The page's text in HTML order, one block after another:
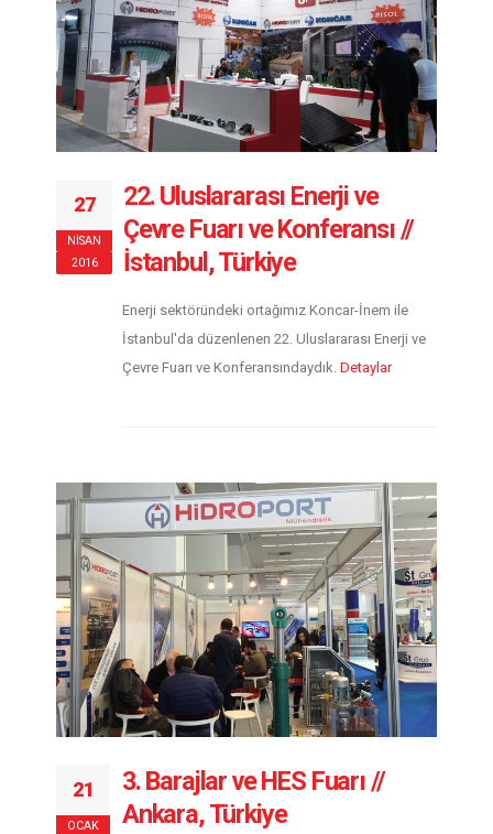
27
NISAN
2016
22. Uluslararası Enerji ve
Çevre Fuarı ve Konferansı //
İstanbul, Türkiye
Enerji sektöründeki ortağımız Koncar-İnem ile
İstanbul'da düzenlenen 22. Uluslararası Enerji ve
Çevre Fuarı ve Konferansındaydık. Detaylar
21
OCAK
3. Barajlar ve HES Fuarı //
Ankara, Türkiye